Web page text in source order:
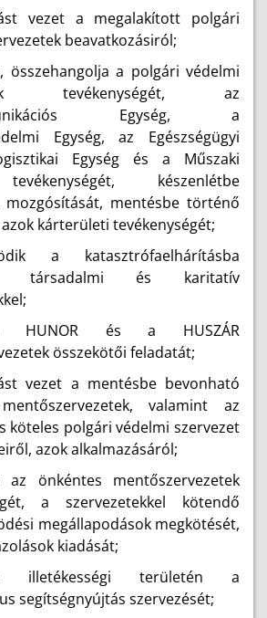
vezet a megalakított polgári
beavatkozásiról;
összehangolja a polgári védelmi
tevékenységét, az
Egység, a
Egység, az Egészségügyi
Egység és a Műszaki
készenlétbe
mozgósítását, mentésbe történő
kárterületi tevékenységét;
a katasztrófaelhárításba
társadalmi és karitatív
HUNOR és a HUSZÁR
összekötői feladatát;
vezet a mentésbe bevonható
valamint az
köteles polgári védelmi szervezet
azok alkalmazásáról;
az önkéntes mentőszervezetek
a szervezetekkel kötendő
megállapodások megkötését,
kiadását;
illetékességi területén a
segítségnyújtás szervezését;